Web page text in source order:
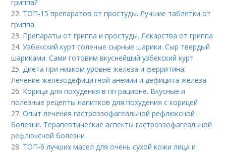
гриппа?
22. ТОП-15 препаратов от простуды. Лучшие таблетки от
гриппа
23. Препараты от гриппа и простуды. Лекарства от гриппа
24.Узбекский курт соленые сырные шарики. Сыр твердый
шариками. Сами готовим вкуснейший узбекский курт
25.Диета при низком уровне железа и ферритина.
Лечение железодефицитной анемии и дефицита железа
26. Корица для похудения в пп рационе. Вкусные и
полезные рецепты напитков для похудения с корицей
27.Опыт лечения гастроэзофагеальной рефлюксной
болезни. Терапевтические аспекты гастроэзофагеальной
рефлюксной болезни
28. ТОП-6 лучших масел для очень сухой кожи лица и